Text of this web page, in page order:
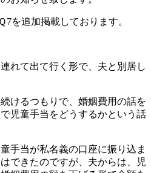
を追加掲載しております。
れて出て行く形で、夫と別居し
けるつもりで、婚姻費用の話を
児童手当をどうするかという話
手当が私名義の口座に振り込ま
できたのですが、夫からは、児